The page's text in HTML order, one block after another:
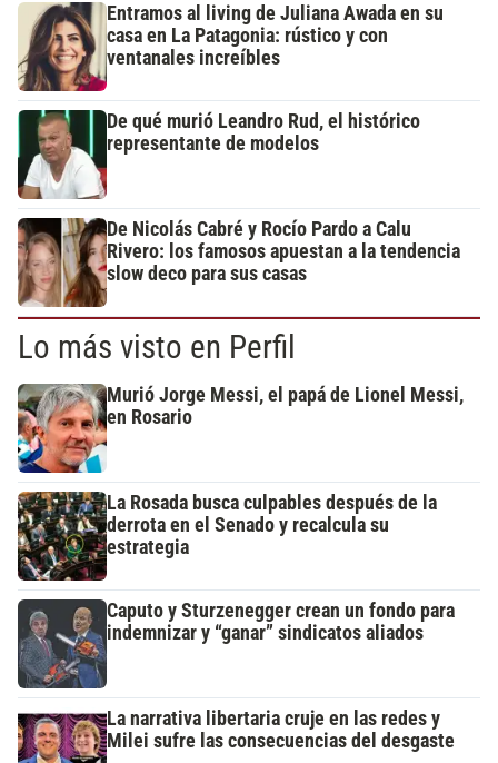
Entramos al living de Juliana Awada en su
casa en La Patagonia: rústico y con
ventanales increíbles
De qué murió Leandro Rud, el histórico
representante de modelos
De Nicolás Cabré y Rocío Pardo a Calu
Rivero: los famosos apuestan a la tendencia
slow deco para sus casas
Lo más visto en Perfil
Murió Jorge Messi, el papá de Lionel Messi,
en Rosario
La Rosada busca culpables después de la
derrota en el Senado y recalcula su
estrategia
Caputo y Sturzenegger crean un fondo para
indemnizar y “ganar” sindicatos aliados
La narrativa libertaria cruje en las redes y
Milei sufre las consecuencias del desgaste